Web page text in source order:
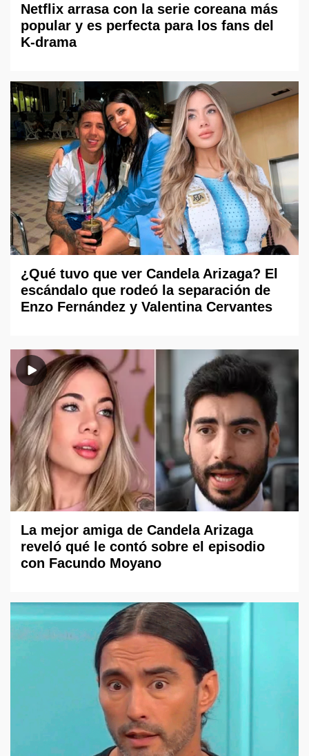
Netflix arrasa con la serie coreana más
popular y es perfecta para los fans del
K-drama
¿Qué tuvo que ver Candela Arizaga? El
escándalo que rodeó la separación de
Enzo Fernández y Valentina Cervantes
La mejor amiga de Candela Arizaga
reveló qué le contó sobre el episodio
con Facundo Moyano